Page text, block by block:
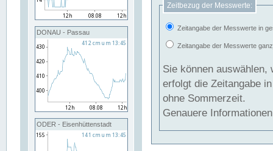
DONAU - Passau
ODER - Eisenhüttenstadt
Zeitbezug der Messwerte:
Zeitangabe der Messwerte in
Zeitangabe der Messwerte
Sie können auswählen,
erfolgt die Zeitangabe
ohne Sommerzeit.
Genauere